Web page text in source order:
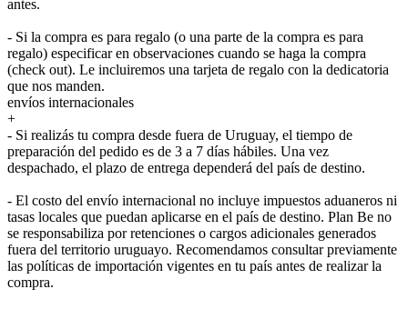
antes.
- Si la compra es para regalo (o una parte de la compra es para
regalo) especificar en observaciones cuando se haga la compra
(check out). Le incluiremos una tarjeta de regalo con la dedicatoria
que nos manden.
envíos internacionales
+
- Si realizás tu compra desde fuera de Uruguay, el tiempo de
preparación del pedido es de 3 a 7 días hábiles. Una vez
despachado, el plazo de entrega dependerá del país de destino.
- El costo del envío internacional no incluye impuestos aduaneros ni
tasas locales que puedan aplicarse en el país de destino. Plan Be no
se responsabiliza por retenciones o cargos adicionales generados
fuera del territorio uruguayo. Recomendamos consultar previamente
las políticas de importación vigentes en tu país antes de realizar la
compra.